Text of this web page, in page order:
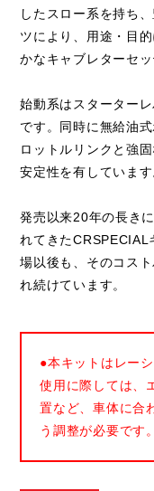
したスロー系を持ち
ツにより、用途・目
かなキャブレターセ
始動系はスターター
です。同時に無給油
ロットルリンクと強
安定性を有しています
発売以来20年の長き
れてきたCRSPECIAL
場以後も、そのコス
れ続けています。
●本キットはレー
使用に際しては、
置など、車体に合
う調整が必要です。